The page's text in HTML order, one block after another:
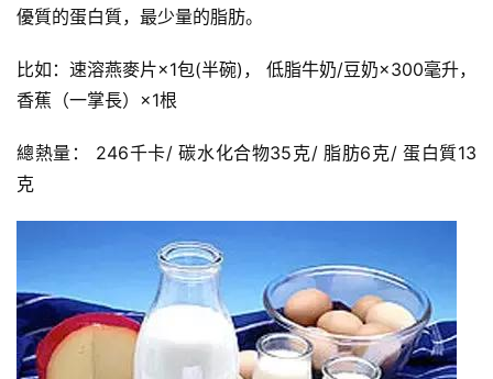
優質的蛋白質，最少量的脂肪。
比如：速溶燕麥片×1包(半碗)， 低脂牛奶/豆奶×300毫升，
香蕉（一掌長）×1根
總熱量： 246千卡/ 碳水化合物35克/ 脂肪6克/ 蛋白質13
克